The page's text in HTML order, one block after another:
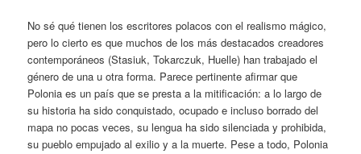
No sé qué tienen los escritores polacos con el realismo mágico,
pero lo cierto es que muchos de los más destacados creadores
contemporáneos (Stasiuk, Tokarczuk, Huelle) han trabajado el
género de una u otra forma. Parece pertinente afirmar que
Polonia es un país que se presta a la mitificación: a lo largo de
su historia ha sido conquistado, ocupado e incluso borrado del
mapa no pocas veces, su lengua ha sido silenciada y prohibida,
su pueblo empujado al exilio y a la muerte. Pese a todo, Polonia